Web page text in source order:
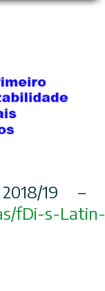
19 –
fDi-s-Latin-